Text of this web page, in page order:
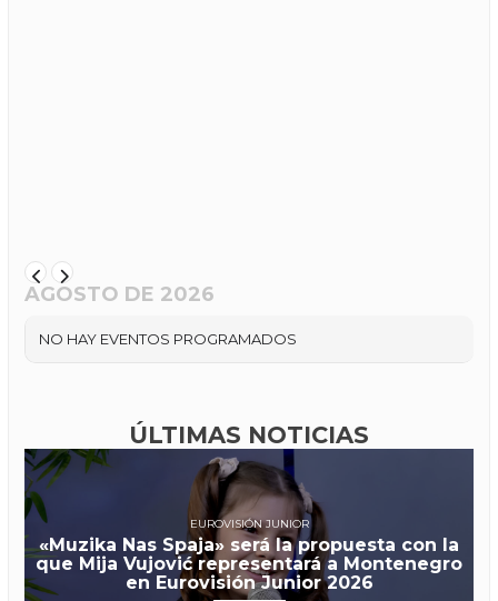
AGOSTO DE 2026
NO HAY EVENTOS PROGRAMADOS
ÚLTIMAS NOTICIAS
EUROVISIÓN JUNIOR
«Muzika Nas Spaja» será la propuesta con la
que Mija Vujović representará a Montenegro
en Eurovisión Junior 2026